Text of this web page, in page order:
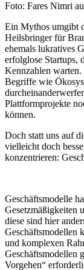
Foto: Fares Nimri
Ein Mythos umgibt
Heilsbringer für
ehemals lukratives
erfolglose Startups,
Kennzahlen
Begriffe wie
Plattformprojekte
können.
Doch statt uns auf
vielleicht doch
konzentrieren:
Geschäftsmodelle
Gesetzmäßigkeiten
diese sind hier
Geschäftsmodellen
und komplexen
Geschäftsmodellen
Vorgehen“